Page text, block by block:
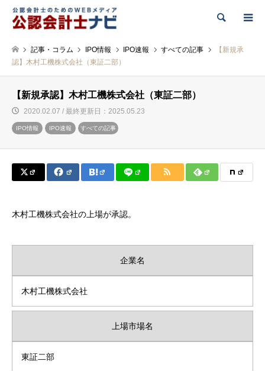
検索
記事・コラム IPO情報 IPO速報 すべての記事
【新規承
認】木村工機株式会社（東証二部）
【新規承認】木村工機株式会社（東証二部）
2020.02.07 / 最終更新日：2025.05.23
IPO情報 IPO速報 すべての記事
木村工機株式会社の上場が承認。
企業名
木村工機株式会社
上場市場名
東証二部